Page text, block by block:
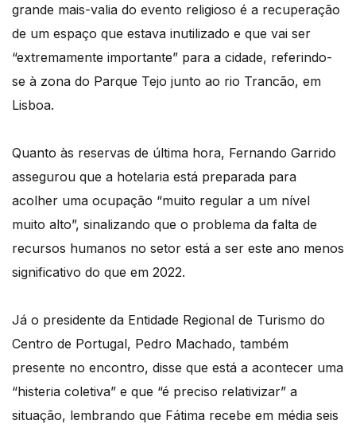
grande mais-valia do evento religioso é a recuperação
de um espaço que estava inutilizado e que vai ser
“extremamente importante” para a cidade, referindo-
se à zona do Parque Tejo junto ao rio Trancão, em
Lisboa.
Quanto às reservas de última hora, Fernando Garrido
assegurou que a hotelaria está preparada para
acolher uma ocupação “muito regular a um nível
muito alto”, sinalizando que o problema da falta de
recursos humanos no setor está a ser este ano menos
significativo do que em 2022.
Já o presidente da Entidade Regional de Turismo do
Centro de Portugal, Pedro Machado, também
presente no encontro, disse que está a acontecer uma
“histeria coletiva” e que “é preciso relativizar” a
situação, lembrando que Fátima recebe em média seis